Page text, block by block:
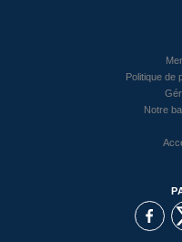
Politique de
Notre